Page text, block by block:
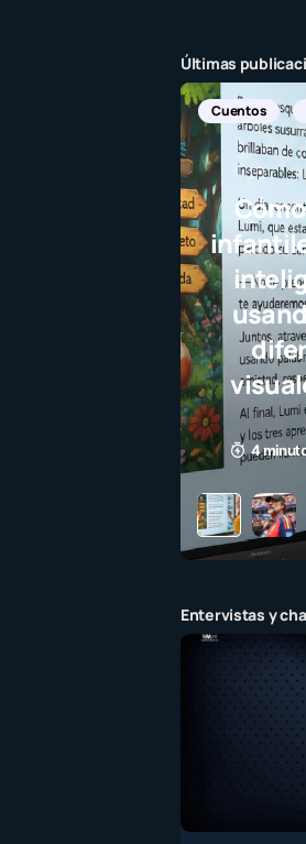
Últimas
Descarga
Cómo crear
infantiles
inteligencia
usando
diferentes
visuales:
guía PDF
4 minutos de lectura
Entervistas y